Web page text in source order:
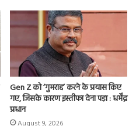
Gen Z को ‘गुमराह’ करने के प्रयास किए
गए, जिसके कारण इस्तीफा देना पड़ा : धर्मेंद्र
प्रधान
August 9, 2026